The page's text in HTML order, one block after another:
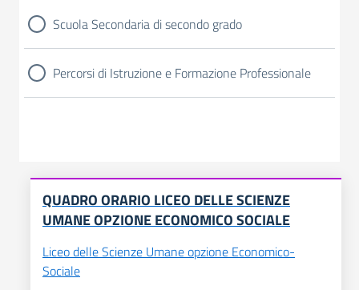
Scuola Secondaria di secondo grado
Percorsi di Istruzione e Formazione Professionale
QUADRO ORARIO LICEO DELLE SCIENZE
UMANE OPZIONE ECONOMICO SOCIALE
Liceo delle Scienze Umane opzione Economico-
Sociale